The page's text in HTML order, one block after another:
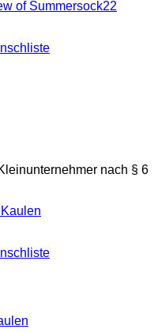
nach § 6